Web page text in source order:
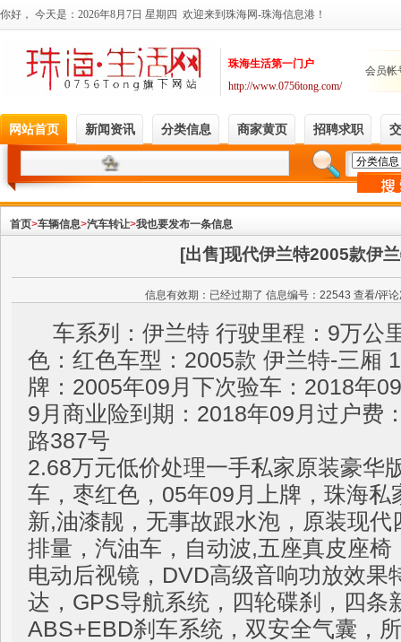
首页>车辆信息>汽车转让>我也要发布一条信息
[出售]现代伊兰特2005款伊
信息有效期： 已经过期了 信息编号：22543 查看/评
车系列：伊兰特 行驶里程：9万公
色：红色车型：2005款 伊兰特-三厢
牌：2005年09月下次验车：2018年
9月商业险到期：2018年09月过户费
路387号
2.68万元低价处理一手私家原装豪华
车，枣红色，05年09月上牌，珠海
新,油漆靓，无事故跟水泡，原装现
排量，汽油车，自动波,五座真皮座
电动后视镜，DVD高级音响功放效果
达，GPS导航系统，四轮碟刹，四条
ABS+EBD刹车系统，双安全气囊，